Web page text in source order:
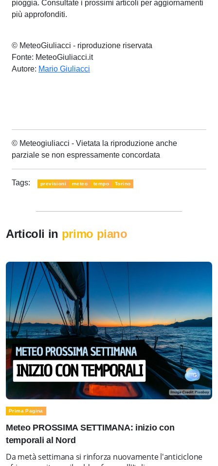
pioggia. Consultate i prossimi articoli per aggiornamenti
più approfonditi.
© MeteoGiuliacci - riproduzione riservata
Fonte: MeteoGiuliacci.it
Autore: Mario Giuliacci
© Meteogiuliacci - Vietata la riproduzione anche
parziale se non espressamente concordata
Tags: previsioni meteo tempo Torino
Articoli in primo piano
Prima Pagina
Meteo PROSSIMA SETTIMANA: inizio con
temporali al Nord
Da metà settimana si rinforza nuovamente l'anticiclone